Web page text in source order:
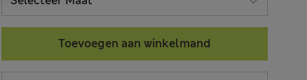
Toevoegen aan winkelmand